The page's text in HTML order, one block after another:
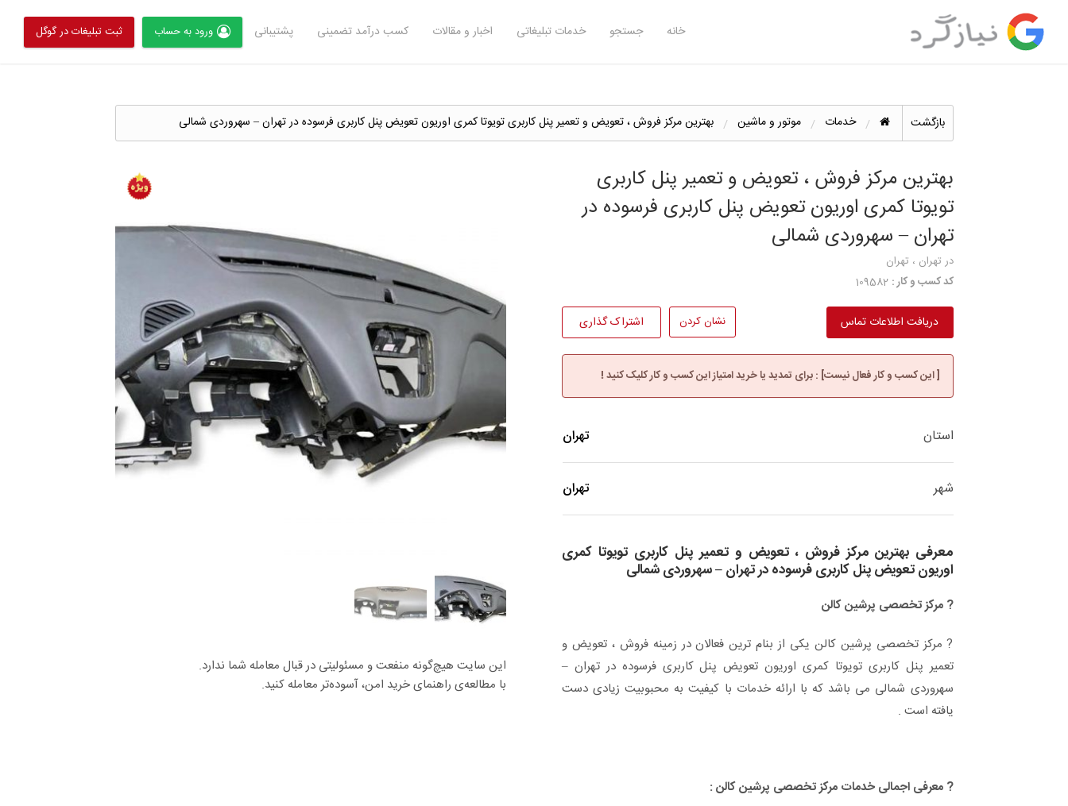
خانه جستجو خدمات تبلیغاتی اخبار و مقالات کسب درآمد تضمینی پشتیبانی ورود به حساب ثبت تبلیغات در گوگل
بازگشت خدمات موتور و ماشین بهترین مرکز فروش ، تعویض و تعمیر پنل کاربری تویوتا کمری اوریون تعویض پنل کاربری فرسوده در تهران – سهروردی شمالی
بهترین مرکز فروش ، تعویض و تعمیر پنل کاربری
تویوتا کمری اوریون تعویض پنل کاربری فرسوده در
تهران – سهروردی شمالی
در تهران ، تهران
کد کسب و کار : 109582
دریافت اطلاعات تماس نشان کردن اشتراک گذاری
[ این کسب و کار فعال نیست] : برای تمدید یا خرید امتیاز این کسب و کار کلیک کنید !
استان تهران
شهر تهران
معرفی بهترین مرکز فروش ، تعویض و تعمیر پنل کاربری تویوتا کمری
اوریون تعویض پنل کاربری فرسوده در تهران – سهروردی شمالی
? مرکز تخصصی پرشین کالن
? مرکز تخصصی پرشین کالن یکی از بنام ترین فعالان در زمینه فروش ، تعویض و
تعمیر پنل کاربری تویوتا کمری اوریون تعویض پنل کاربری فرسوده در تهران –
سهروردی شمالی می باشد که با ارائه خدمات با کیفیت به محبوبیت زیادی دست
یافته است .
? معرفی اجمالی خدمات مرکز تخصصی پرشین کالن :
این سایت هیچ‌گونه منفعت و مسئولیتی در قبال معامله شما ندارد.
با مطالعه‌ی راهنمای خرید امن، آسوده‌تر معامله کنید.